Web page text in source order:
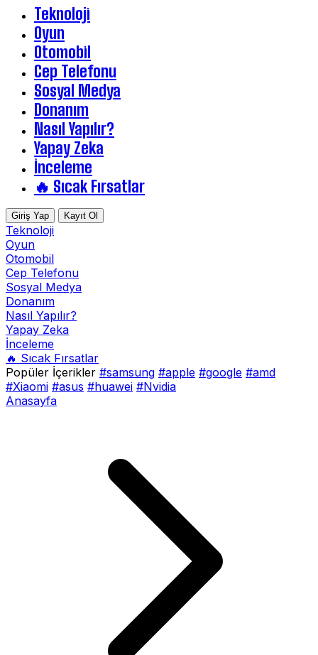
Teknoloji
Oyun
Otomobil
Cep Telefonu
Sosyal Medya
Donanım
Nasıl Yapılır?
Yapay Zeka
İnceleme
🔥 Sıcak Fırsatlar
Giriş Yap Kayıt Ol
Teknoloji
Oyun
Otomobil
Cep Telefonu
Sosyal Medya
Donanım
Nasıl Yapılır?
Yapay Zeka
İnceleme
🔥 Sıcak Fırsatlar
Popüler İçerikler #samsung #apple #google #amd
#Xiaomi #asus #huawei #Nvidia
Anasayfa